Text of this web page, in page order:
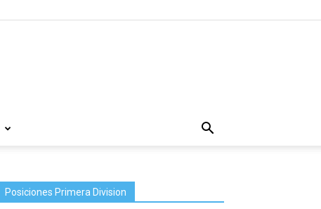
Posiciones Primera Division